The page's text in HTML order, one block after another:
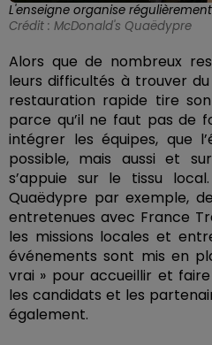
L'enseigne organise
Crédit : McDonald's Quaëdypre
Alors que de nombreux
leurs difficultés à trouver du
restauration rapide tire
parce qu’il ne faut pas de
intégrer les équipes, que
possible, mais aussi et
s’appuie sur le tissu
Quaëdypre par exemple,
entretenues avec France
les missions locales et
événements sont mis en
vrai » pour accueillir et
les candidats et les
également.